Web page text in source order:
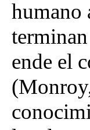
humano
ende el